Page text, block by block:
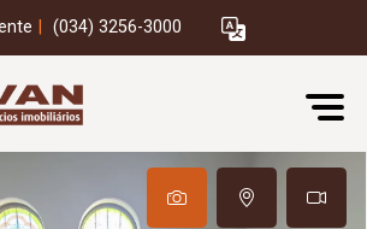
(034) 3256-3000